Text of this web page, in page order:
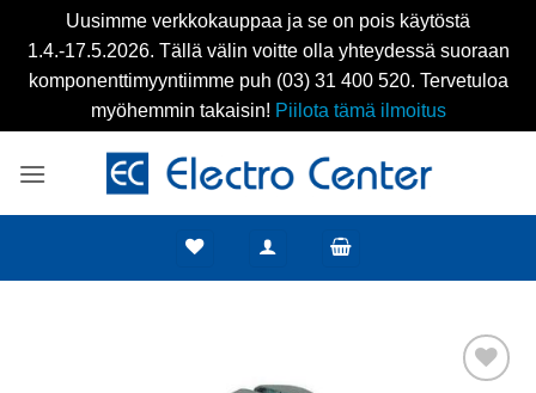
Uusimme verkkokauppaa ja se on pois käytöstä
1.4.-17.5.2026. Tällä välin voitte olla yhteydessä suoraan
komponenttimyyntiimme puh (03) 31 400 520. Tervetuloa
myöhemmin takaisin! Piilota tämä ilmoitus